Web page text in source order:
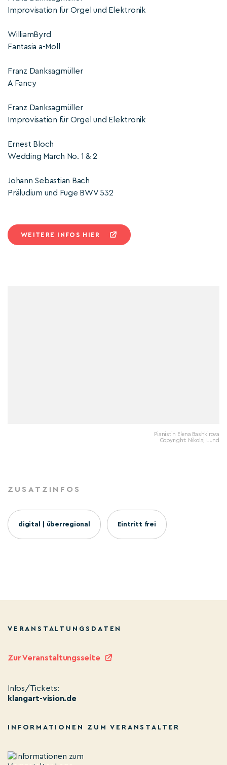
Improvisation für Orgel und Elektronik
WilliamByrd
Fantasia a-Moll
Franz Danksagmüller
A Fancy
Franz Danksagmüller
Improvisation für Orgel und Elektronik
Ernest Bloch
Wedding March No. 1 & 2
Johann Sebastian Bach
Präludium und Fuge BWV 532
WEITERE INFOS HIER
Pianistin Elena Bashkirova
Copyright: Nikolaj Lund
ZUSATZINFOS
digital | überregional Eintritt frei
VERANSTALTUNGSDATEN
Zur Veranstaltungsseite
Infos/Tickets:
klangart-vision.de
INFORMATIONEN ZUM VERANSTALTER